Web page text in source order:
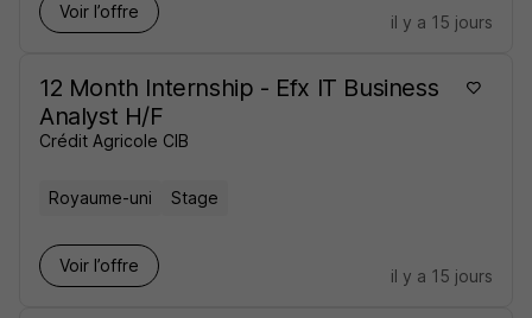
Voir l’offre
il y a 15 jours
12 Month Internship - Efx IT Business
Analyst H/F
Crédit Agricole CIB
Royaume-uni Stage
Voir l’offre
il y a 15 jours